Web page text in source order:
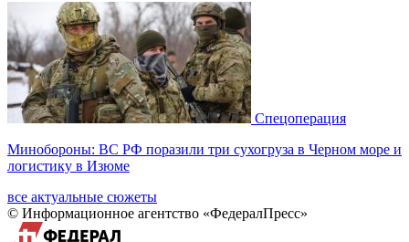
Спецоперация
Минобороны: ВС РФ поразили три сухогруза в Черном море и
логистику в Изюме
все актуальные сюжеты
© Информационное агентство «ФедералПресс»